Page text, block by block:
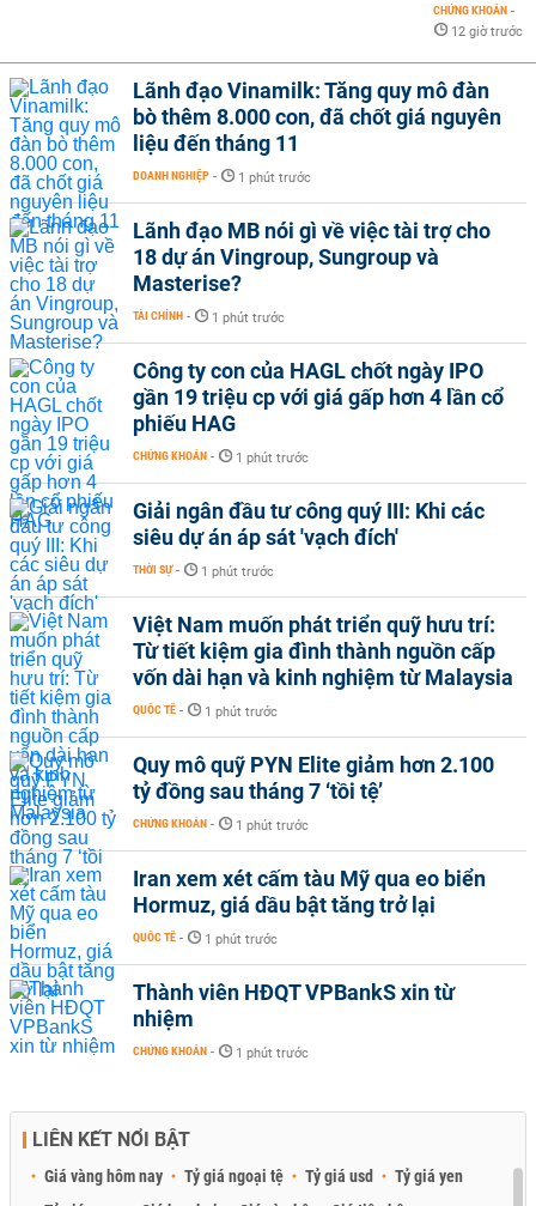
CHỨNG KHOÁN -
12 giờ trước
Lãnh đạo Vinamilk: Tăng quy mô đàn
bò thêm 8.000 con, đã chốt giá nguyên
liệu đến tháng 11
DOANH NGHIỆP - 1 phút trước
Lãnh đạo MB nói gì về việc tài trợ cho
18 dự án Vingroup, Sungroup và
Masterise?
TÀI CHÍNH - 1 phút trước
Công ty con của HAGL chốt ngày IPO
gần 19 triệu cp với giá gấp hơn 4 lần cổ
phiếu HAG
CHỨNG KHOÁN - 1 phút trước
Giải ngân đầu tư công quý III: Khi các
siêu dự án áp sát 'vạch đích'
THỜI SỰ - 1 phút trước
Việt Nam muốn phát triển quỹ hưu trí:
Từ tiết kiệm gia đình thành nguồn cấp
vốn dài hạn và kinh nghiệm từ Malaysia
QUỐC TẾ - 1 phút trước
Quy mô quỹ PYN Elite giảm hơn 2.100
tỷ đồng sau tháng 7 ‘tồi tệ’
CHỨNG KHOÁN - 1 phút trước
Iran xem xét cấm tàu Mỹ qua eo biển
Hormuz, giá dầu bật tăng trở lại
QUỐC TẾ - 1 phút trước
Thành viên HĐQT VPBankS xin từ
nhiệm
CHỨNG KHOÁN - 1 phút trước
LIÊN KẾT NỔI BẬT
Giá vàng hôm nay Tỷ giá ngoại tệ Tỷ giá usd
Tỷ giá yen